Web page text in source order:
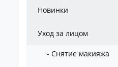
Новинки
Уход за лицом
- Снятие макияжа